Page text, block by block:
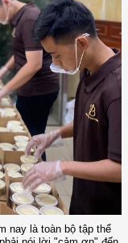
nay là toàn bộ tập thể